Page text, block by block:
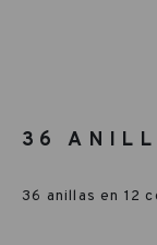
36
36 anillas en 12